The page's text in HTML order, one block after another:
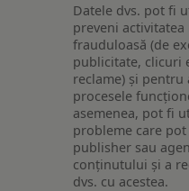
Datele dvs. pot fi
preveni
frauduloasă (de
publicitate, clicuri
reclame) și pentru
procesele
asemenea, pot fi
probleme care
publisher sau
conținutului și a
dvs. cu acestea.